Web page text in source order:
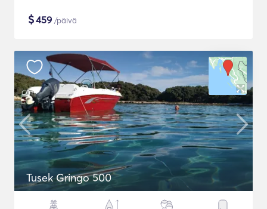
$459 /päivä
Tusek Gringo 500